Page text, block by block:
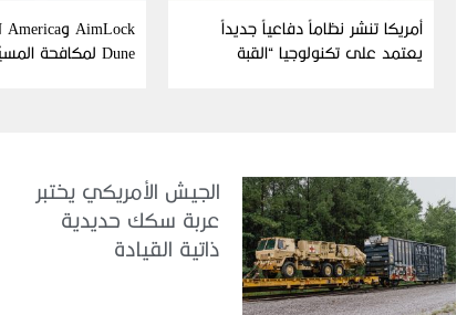
أمريكا تنشر نظاماً دفاعياً جديداً
يعتمد على تكنولوجيا “القبة
Dune لمكافحة المسيّرات
الجيش الأمريكي يختبر
عربة سكك حديدية
ذاتية القيادة